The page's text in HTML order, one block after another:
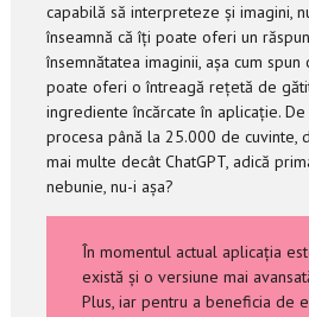
capabilă să interpreteze și imagini,
înseamnă că îți poate oferi un
însemnătatea imaginii, așa cum spun
poate oferi o întreagă rețetă de
ingrediente încărcate în aplicație.
procesa până la 25.000 de cuvinte,
mai multe decât ChatGPT, adică
nebunie, nu-i așa?
În momentul actual aplicația
există și o versiune mai
Plus, iar pentru a beneficia de